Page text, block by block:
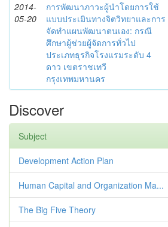
2014-
05-20
การพัฒนาภาวะผู้นำโดยการใช้
แบบประเมินทางจิตวิทยาและการ
จัดทำแผนพัฒนาตนเอง: กรณี
ศึกษาผู้ช่วยผู้จัดการทั่วไป
ประเภทธุรกิจโรงแรมระดับ 4
ดาว เขตราชเทวี
กรุงเทพมหานคร
Discover
Subject
Development Action Plan
Human Capital and Organization Ma...
The Big Five Theory